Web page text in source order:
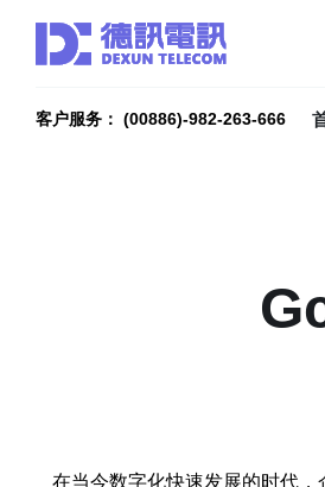
客户服务： (00886)-982-263-666
在当今数字化快速发展的时代